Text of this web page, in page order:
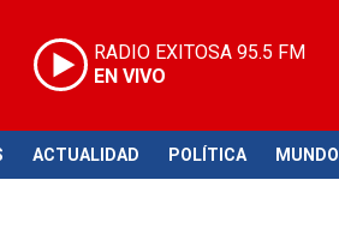
RADIO EXITOSA 95.5 FM
EN VIVO
ACTUALIDAD POLÍTICA MUNDO